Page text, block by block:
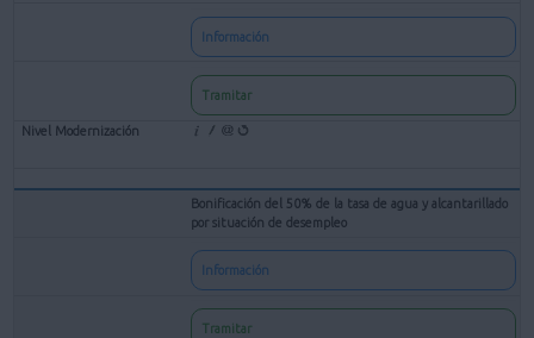
Información
Tramitar
Bonificación del 50% de la tasa de agua y alcantarillado
por situación de desempleo
Información
Tramitar